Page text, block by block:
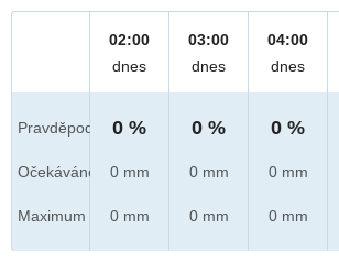
Pravděpod.
Očekáváno
Maximum
02:00
dnes
0 %
0 mm
0 mm
03:00
dnes
0 %
0 mm
0 mm
04:00
dnes
0 %
0 mm
0 mm